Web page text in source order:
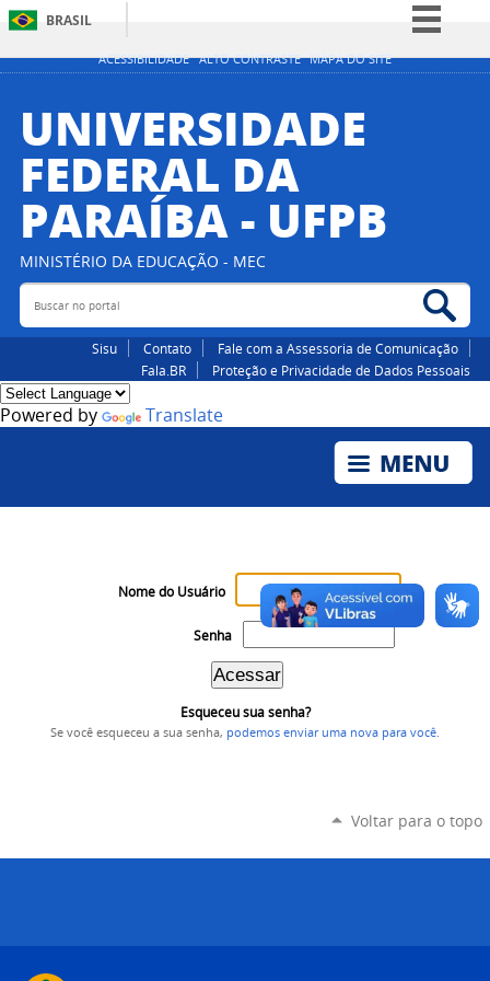
ACESSIBILIDADE ALTO CONTRASTE MAPA DO SITE
BRASIL
Simplifique!
Participe
Acesso à informação
Canais
UNIVERSIDADE
FEDERAL DA
PARAÍBA - UFPB
MINISTÉRIO DA EDUCAÇÃO - MEC
Buscar no portal
Sisu Contato
Fale com a Assessoria de Comunicação
Fala.BR
Proteção e Privacidade de Dados Pessoais
Powered by Translate
Nome do Usuário
Senha
Esqueceu sua senha?
Se você esqueceu a sua senha, podemos enviar uma nova para você
Voltar para o topo